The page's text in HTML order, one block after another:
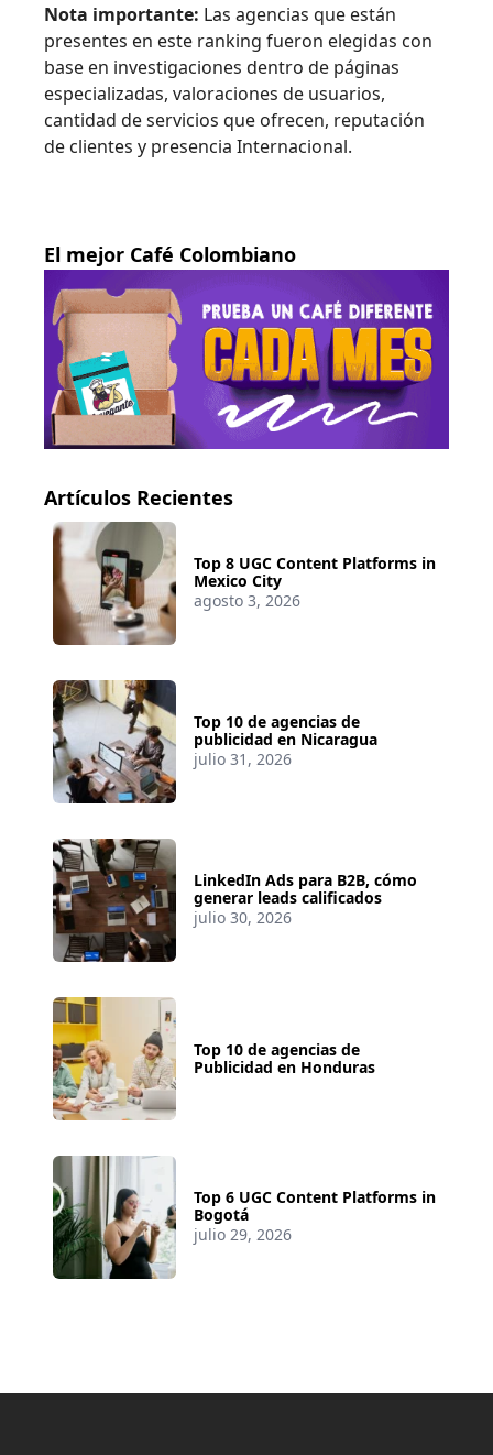
Nota importante: Las agencias que están
presentes en este ranking fueron elegidas con
base en investigaciones dentro de páginas
especializadas, valoraciones de usuarios,
cantidad de servicios que ofrecen, reputación
de clientes y presencia Internacional.
El mejor Café Colombiano
Artículos Recientes
Top 8 UGC Content Platforms in
Mexico City
agosto 3, 2026
Top 10 de agencias de
publicidad en Nicaragua
julio 31, 2026
LinkedIn Ads para B2B, cómo
generar leads calificados
julio 30, 2026
Top 10 de agencias de
Publicidad en Honduras
Top 6 UGC Content Platforms in
Bogotá
julio 29, 2026